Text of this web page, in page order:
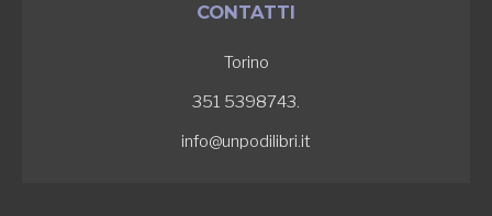
o
k
-
f
CONTATTI
Torino
351 5398743.
info@unpodilibri.it